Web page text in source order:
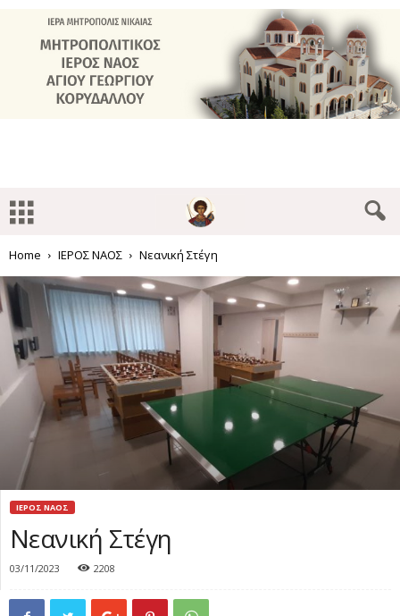
Home ΙΕΡΟΣ ΝΑΟΣ Νεανική Στέγη
ΙΕΡΟΣ ΝΑΟΣ
Νεανική Στέγη
03/11/2023 2208